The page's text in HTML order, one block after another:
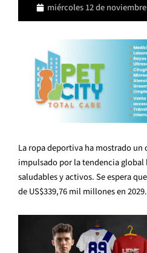
miércoles 12 de
La ropa deportiva ha mostrado
impulsado por la tendencia global
saludables y activos. Se espera
de US$339,76 mil millones en 2029.